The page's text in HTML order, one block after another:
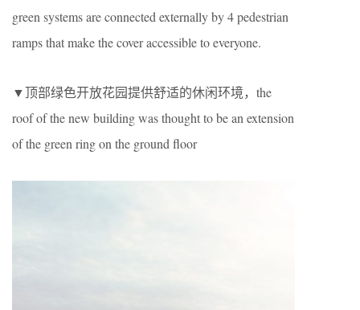
green systems are connected externally by 4 pedestrian
ramps that make the cover accessible to everyone.
▼顶部绿色开放花园提供舒适的休闲环境，the
roof of the new building was thought to be an extension
of the green ring on the ground floor